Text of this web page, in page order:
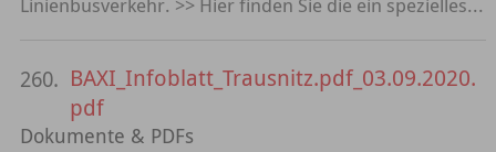
260. BAXI_Infoblatt_Trausnitz.pdf_03.09.2020.
pdf
Dokumente & PDFs